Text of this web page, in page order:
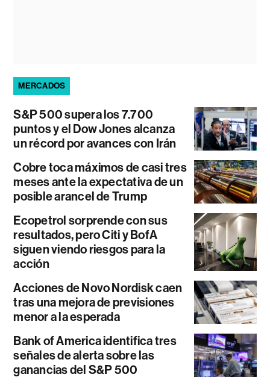
MERCADOS
S&P 500 supera los 7.700
puntos y el Dow Jones alcanza
un récord por avances con Irán
Cobre toca máximos de casi tres
meses ante la expectativa de un
posible arancel de Trump
Ecopetrol sorprende con sus
resultados, pero Citi y BofA
siguen viendo riesgos para la
acción
Acciones de Novo Nordisk caen
tras una mejora de previsiones
menor a la esperada
Bank of America identifica tres
señales de alerta sobre las
ganancias del S&P 500